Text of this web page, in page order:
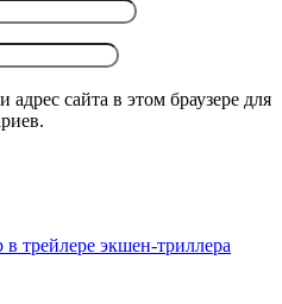
сайта в этом браузере для
трейлере экшен-триллера